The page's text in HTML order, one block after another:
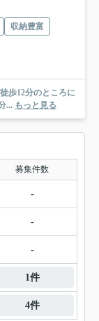
収納豊富
歩12分のところに
... もっと見る
募集件数
-
-
-
1件
4件